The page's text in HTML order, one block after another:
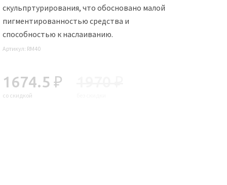
скульпртурирования, что обосновано малой
пигментированностью средства и
способностью к наслаиванию.
Артикул: RM40
1674.5 ₽
со скидкой